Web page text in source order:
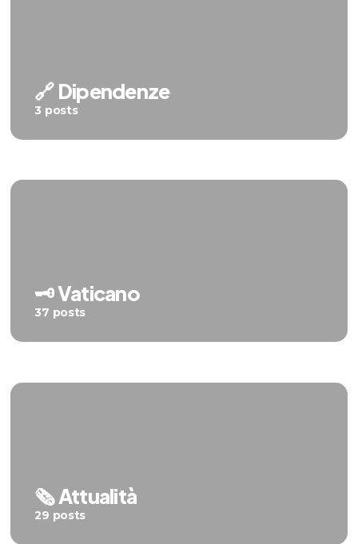
🔗 Dipendenze
3 posts
🗝️ Vaticano
37 posts
🗞️ Attualità
29 posts